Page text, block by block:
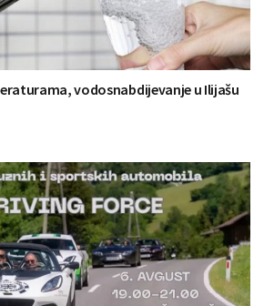
vodosnabdijevanje u Ilijašu